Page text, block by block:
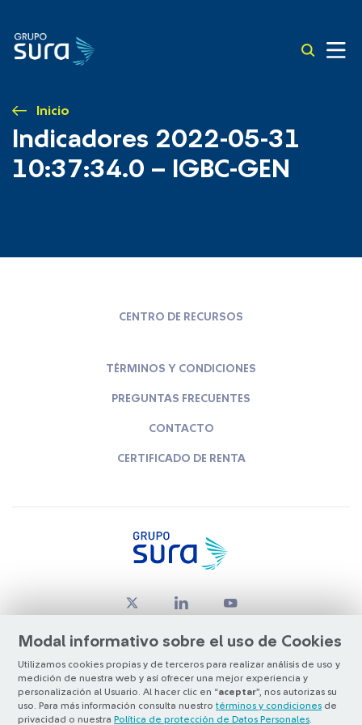
Inicio
Indicadores 2022-05-31
10:37:34.0 – IGBC-GEN
Modal informativo sobre el uso de Cookies
Utilizamos cookies propias y de terceros para realizar análisis de uso y
medición de nuestra web y así ofrecer una mejor experiencia y
personalización al Usuario. Al hacer clic en “aceptar”, nos autorizas su
uso. Para más información consulta nuestro términos y condiciones de
privacidad o nuestra Política de protección de Datos Personales
CENTRO DE RECURSOS
TÉRMINOS Y CONDICIONES
PREGUNTAS FRECUENTES
CONTACTO
CERTIFICADO DE RENTA
© Copyright Grupo SURA 2026